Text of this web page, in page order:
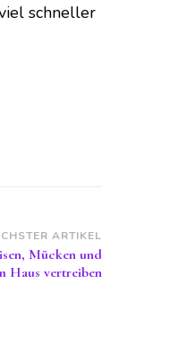
schneller
ARTIKEL
Mücken und
Haus vertreiben